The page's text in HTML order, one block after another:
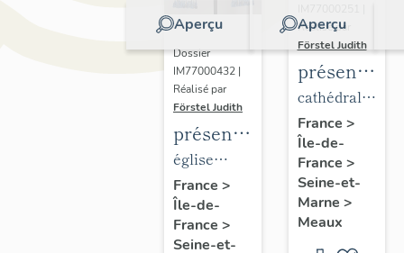
Aperçu
Dossier
IM77000432 |
Réalisé par
Förstel Judith
présentation
du
mobilier
de
l'église
église
paroissiale
Notre-
Dame du
France >
Île-de-
France >
Seine-et-
Aperçu
Réalisé par
Förstel Judith
du
mobilier
de la
cathédrale
de
Meaux
cathédrale
Saint-
Etienne
France >
Île-de-
France >
Seine-et-
Marne >
Meaux